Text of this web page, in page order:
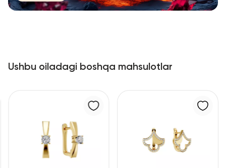
Ushbu oiladagi boshqa mahsulotlar